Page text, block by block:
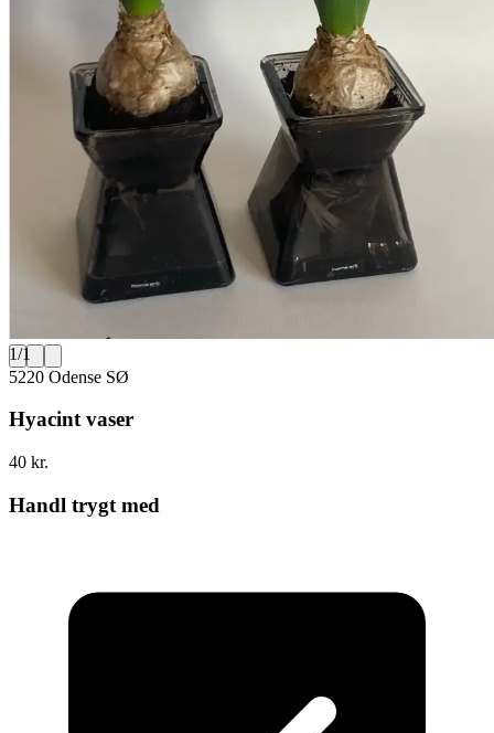
1/1
5220 Odense SØ
Hyacint vaser
40 kr.
Handl trygt med